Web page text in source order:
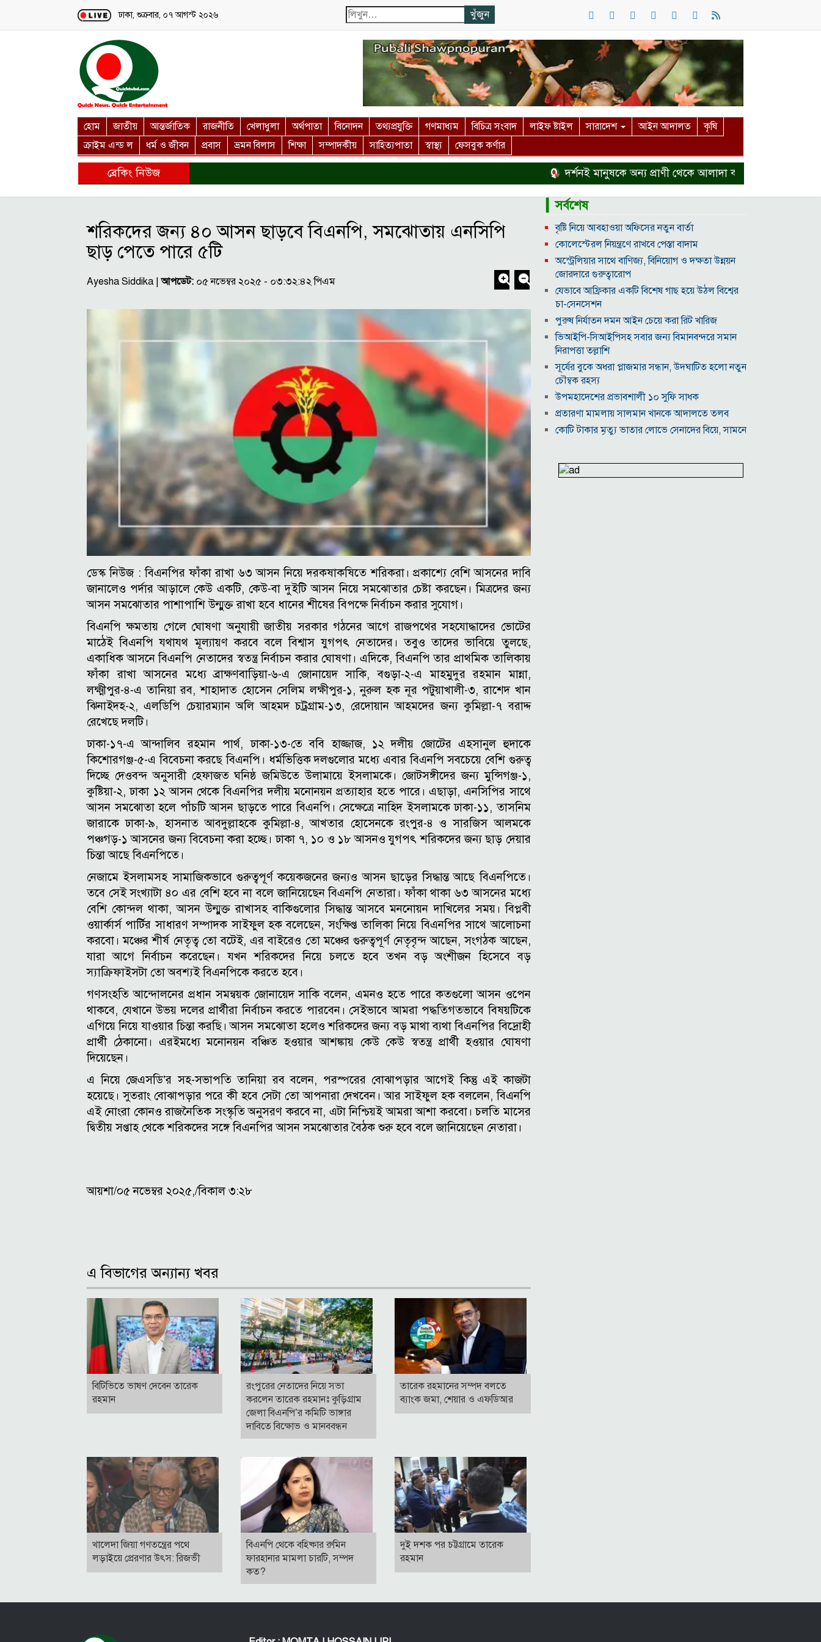
Loading...
ঢাকা, শুক্রবার, ০৭ আগস্ট ২০২৬
হোম জাতীয় আন্তর্জাতিক রাজনীতি খেলাধুলা অর্থপাতা বিনোদন তথ্যপ্রযুক্তি গণমাধ্যম বিচিত্র সংবাদ লাইফ ষ্টাইল সারাদেশ আইন আদালত
কৃষি
ক্রাইম এন্ড ল
ধর্ম ও জীবন প্রবাস ভ্রমন বিলাস শিক্ষা সম্পাদকীয় সাহিত্যপাতা স্বাস্থ্য ফেসবুক কর্ণার
ব্রেকিং নিউজ দর্শনই মানুষকে অন্য প্রাণী থেকে আলাদা করে
শরিকদের জন্য ৪০ আসন ছাড়বে বিএনপি, সমঝোতায় এনসিপি
ছাড় পেতে পারে ৫টি
Ayesha Siddika |আপডেট: ০৫ নভেম্বর ২০২৫ - ০৩:৩২:৪২ পিএম
ডেস্ক নিউজ :বিএনপির ফাঁকা রাখা ৬৩ আসন নিয়ে দরকষাকষিতে শরিকরা। প্রকাশ্যে বেশি আসনের দাবি
জানালেও পর্দার আড়ালে কেউ একটি, কেউ-বা দুইটি আসন নিয়ে সমঝোতার চেষ্টা করছেন। মিত্রদের জন্য
আসন সমঝোতার পাশাপাশি উন্মুক্ত রাখা হবে ধানের শীষের বিপক্ষে নির্বাচন করার সুযোগ।
বিএনপি ক্ষমতায় গেলে ঘোষণা অনুযায়ী জাতীয় সরকার গঠনের আগে রাজপথের সহযোদ্ধাদের ভোটের
মাঠেই বিএনপি যথাযথ মূল্যায়ণ করবে বলে বিশ্বাস যুগপৎ নেতাদের। তবুও তাদের ভাবিয়ে তুলছে,
একাধিক আসনে বিএনপি নেতাদের স্বতন্ত্র নির্বাচন করার ঘোষণা।এদিকে, বিএনপি তার প্রাথমিক তালিকায়
ফাঁকা রাখা আসনের মধ্যে ব্রাক্ষণবাড়িয়া-৬-এ জোনায়েদ সাকি, বগুড়া-২-এ মাহমুদুর রহমান মান্না,
লক্ষ্মীপুর-৪-এ তানিয়া রব, শাহাদাত হোসেন সেলিম লক্ষীপুর-১, নুরুল হক নূর পটুয়াখালী-৩, রাশেদ খান
ঝিনাইদহ-২, এলডিপি চেয়ারম্যান অলি আহমদ চট্রগ্রাম-১৩, রেদোয়ান আহমদের জন্য কুমিল্লা-৭ বরাদ্দ
রেখেছে দলটি।
ঢাকা-১৭-এ আন্দালিব রহমান পার্থ, ঢাকা-১৩-তে ববি হাজ্জাজ, ১২ দলীয় জোটের এহসানুল হুদাকে
কিশোরগঞ্জ-৫-এ বিবেচনা করছে বিএনপি। ধর্মভিত্তিক দলগুলোর মধ্যে এবার বিএনপি সবচেয়ে বেশি গুরুত্ব
দিচ্ছে দেওবন্দ অনুসারী হেফাজত ঘনিষ্ঠ জমিউতে উলামায়ে ইসলামকে। জোটসঙ্গীদের জন্য মুন্সিগঞ্জ-১,
কুষ্টিয়া-২, ঢাকা ১২ আসন থেকে বিএনপির দলীয় মনোনয়ন প্রত্যাহার হতে পারে।এছাড়া, এনসিপির সাথে
আসন সমঝোতা হলে পাঁচটি আসন ছাড়তে পারে বিএনপি। সেক্ষেত্রে নাহিদ ইসলামকে ঢাকা-১১, তাসনিম
জারাকে ঢাকা-৯, হাসনাত আবদুল্লাহকে কুমিল্লা-৪, আখতার হোসেনকে রংপুর-৪ ও সারজিস আলমকে
পঞ্চগড়-১ আসনের জন্য বিবেচনা করা হচ্ছে। ঢাকা ৭, ১০ ও ১৮ আসনও যুগপৎ শরিকদের জন্য ছাড় দেয়ার
চিন্তা আছে বিএনপিতে।
নেজামে ইসলামসহ সামাজিকভাবে গুরুত্বপূর্ণ কয়েকজনের জন্যও আসন ছাড়ের সিদ্ধান্ত আছে বিএনপিতে।
তবে সেই সংখ্যাটা ৪০ এর বেশি হবে না বলে জানিয়েছেন বিএনপি নেতারা।ফাঁকা থাকা ৬৩ আসনের মধ্যে
বেশি কোন্দল থাকা, আসন উন্মুক্ত রাখাসহ বাকিগুলোর সিদ্ধান্ত আসবে মননোয়ন দাখিলের সময়।বিপ্লবী
ওয়ার্কার্স পার্টির সাধারণ সম্পাদক সাইফুল হক বলেছেন, সংক্ষিপ্ত তালিকা নিয়ে বিএনপির সাথে আলোচনা
করবো। মঞ্চের শীর্ষ নেতৃত্ব তো বটেই, এর বাইরেও তো মঞ্চের গুরুত্বপূর্ণ নেতৃবৃন্দ আছেন, সংগঠক আছেন,
যারা আগে নির্বাচন করেছেন। যখন শরিকদের নিয়ে চলতে হবে তখন বড় অংশীজন হিসেবে বড়
স্যাক্রিফাইসটা তো অবশ্যই বিএনপিকে করতে হবে।
গণসংহতি আন্দোলনের প্রধান সমন্বয়ক জোনায়েদ সাকি বলেন, এমনও হতে পারে কতগুলো আসন ওপেন
থাকবে, যেখানে উভয় দলের প্রার্থীরা নির্বাচন করতে পারবেন। সেইভাবে আমরা পদ্ধতিগতভাবে বিষয়টিকে
এগিয়ে নিয়ে যাওয়ার চিন্তা করছি।আসন সমঝোতা হলেও শরিকদের জন্য বড় মাথা ব্যথা বিএনপির বিদ্রোহী
প্রার্থী ঠেকানো। এরইমধ্যে মনোনয়ন বঞ্চিত হওয়ার আশঙ্কায় কেউ কেউ স্বতন্ত্র প্রার্থী হওয়ার ঘোষণা
দিয়েছেন।
এ নিয়ে জেএসডি’র সহ-সভাপতি তানিয়া রব বলেন, পরস্পরের বোঝাপড়ার আগেই কিন্তু এই কাজটা
হয়েছে। সুতরাং বোঝাপড়ার পরে কী হবে সেটা তো আপনারা দেখবেন।আর সাইফুল হক বললেন, বিএনপি
এই নোংরা কোনও রাজনৈতিক সংস্কৃতি অনুসরণ করবে না, এটা নিশ্চিয়ই আমরা আশা করবো।চলতি মাসের
দ্বিতীয় সপ্তাহ থেকে শরিকদের সঙ্গে বিএনপির আসন সমঝোতার বৈঠক শুরু হবে বলে জানিয়েছেন নেতারা।
আয়শা/০৫ নভেম্বর ২০২৫,/বিকাল ৩:২৮
এ বিভাগের অন্যান্য খবর
বি‌টি‌ভিতে ভাষণ দেবেন তারেক
রহমান
রংপুরের নেতাদের নিয়ে সভা
করলেন তারেক রহমানঃ কুড়িগ্রাম
জেলা বিএনপি’র কমিটি ভাঙ্গার
দাবিতে বিক্ষোভ ও মানববন্ধন
তারেক রহমানের সম্পদ বলতে
ব্যাংক জমা, শেয়ার ও এফডিআর
খালেদা জিয়া গণতন্ত্রের পথে
লড়াইয়ে প্রেরণার উৎস: রিজভী
বিএনপি থেকে বহিষ্কার রুমিন
ফারহানার মামলা চারটি, সম্পদ
কত?
দুই দশক পর চট্টগ্রামে তারেক
রহমান
▎সর্বশেষ
বৃষ্টি নিয়ে আবহাওয়া অফিসের নতুন বার্তা
কোলেস্টেরল নিয়ন্ত্রণে রাখবে পেস্তা বাদাম
অস্ট্রেলিয়ার সাথে বাণিজ্য, বিনিয়োগ ও দক্ষতা উন্নয়ন
জোরদারে গুরুত্বারোপ
যেভাবে আফ্রিকার একটি বিশেষ গাছ হয়ে উঠল বিশ্বের
চা-সেনসেশন
পুরুষ নির্যাতন দমন আইন চেয়ে করা রিট খারিজ
ভিআইপি-সিআইপিসহ সবার জন্য বিমানবন্দরে সমান
নিরাপত্তা তল্লাশি
সূর্যের বুকে অধরা প্লাজমার সন্ধান, উদ্ঘাটিত হলো নতুন
চৌম্বক রহস্য
উপমহাদেশের প্রভাবশালী ১০ সুফি সাধক
প্রতারণা মামলায় সালমান খানকে আদালতে তলব
কোটি টাকার মৃত্যু ভাতার লোভে সেনাদের বিয়ে, সামনে
হিরোশিমা-নাগাসাকি হামলার ৮১ বছর: বর্তমান বিশ্বে
পারমাণবিক পরিস্থিতি কি?